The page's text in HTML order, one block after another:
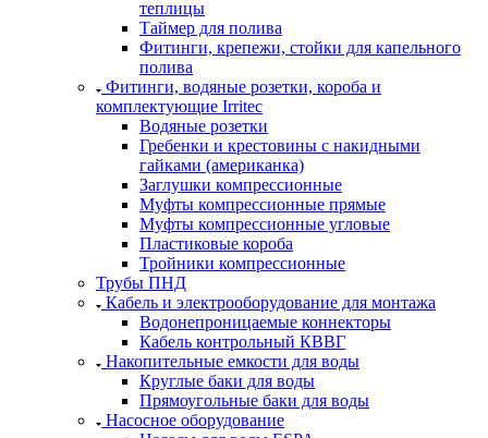
теплицы
Таймер для полива
Фитинги, крепежи, стойки для капельного
полива
Фитинги, водяные розетки, короба и
комплектующие Irritec
Водяные розетки
Гребенки и крестовины с накидными
гайками (американка)
Заглушки компрессионные
Муфты компрессионные прямые
Муфты компрессионные угловые
Пластиковые короба
Тройники компрессионные
Трубы ПНД
Кабель и электрооборудование для монтажа
Водонепроницаемые коннекторы
Кабель контрольный КВВГ
Накопительные емкости для воды
Круглые баки для воды
Прямоугольные баки для воды
Насосное оборудование